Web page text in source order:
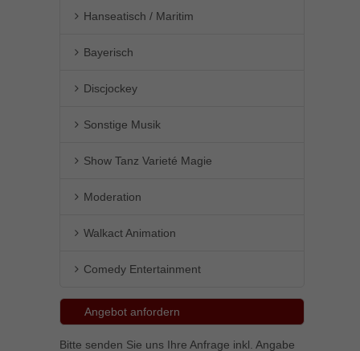
Hanseatisch / Maritim
Bayerisch
Discjockey
Sonstige Musik
Show Tanz Varieté Magie
Moderation
Walkact Animation
Comedy Entertainment
Angebot anfordern
Bitte senden Sie uns Ihre Anfrage inkl. Angabe